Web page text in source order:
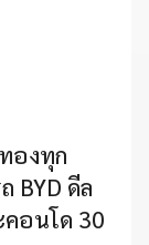
องทุก
BYD ดีล
อนโด 30